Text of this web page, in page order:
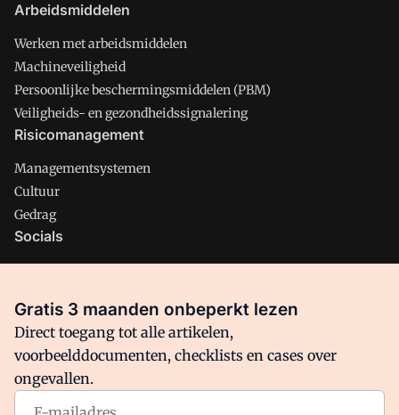
Arbeidsmiddelen
Werken met arbeidsmiddelen
Machineveiligheid
Persoonlijke beschermingsmiddelen (PBM)
Veiligheids- en gezondheidssignalering
Risicomanagement
Managementsystemen
Cultuur
Gedrag
Socials
Facebook
Arbo is onderdeel van VMN media. Lees inons manifestwaar
Gratis 3 maanden onbeperkt lezen
Direct toegang tot alle artikelen,
voorbeelddocumenten, checklists en cases over
ongevallen.